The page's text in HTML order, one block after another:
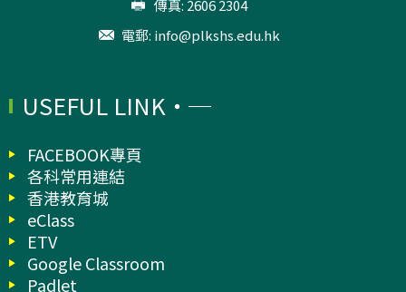
傳真: 2606 2304
電郵: info@plkshs.edu.hk
USEFUL LINK
FACEBOOK專頁
各科常用連結
香港教育城
eClass
ETV
Google Classroom
Padlet